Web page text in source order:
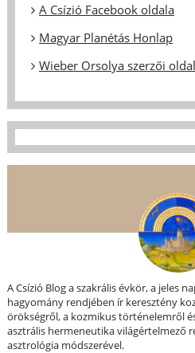
A Csízió Facebook oldala
Magyar Planétás Honlap
Wieber Orsolya szerzői
A Csízió Blog a szakrális évkör, a jeles
hagyomány rendjében ír keresztény
örökségről, a kozmikus történelemről
asztrális hermeneutika világértelmező
asztrológia módszerével.